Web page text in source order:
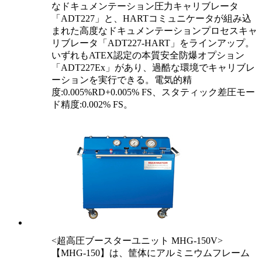
なドキュメンテーション圧力キャリブレータ
「ADT227」と、HARTコミュニケータが組み込
まれた高度なドキュメンテーションプロセスキャ
リブレータ「ADT227-HART」をラインアップ。
いずれもATEX認定の本質安全防爆オプション
「ADT227Ex」があり、過酷な環境でキャリブレ
ーションを実行できる。電気的精
度:0.005%RD+0.005% FS、スタティック差圧モー
ド精度:0.002% FS。
<超高圧ブースターユニット MHG-150V>
【MHG-150】は、筐体にアルミニウムフレーム